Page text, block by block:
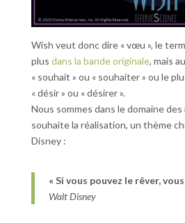
Wish veut donc dire « vœu », le
plus dans la bande originale, mais
« souhait » ou « souhaiter » ou le
« désir » ou « désirer ».
Nous sommes dans le domaine
souhaite la réalisation, un thème
Disney :
« Si vous pouvez le rêver,
Walt Disney